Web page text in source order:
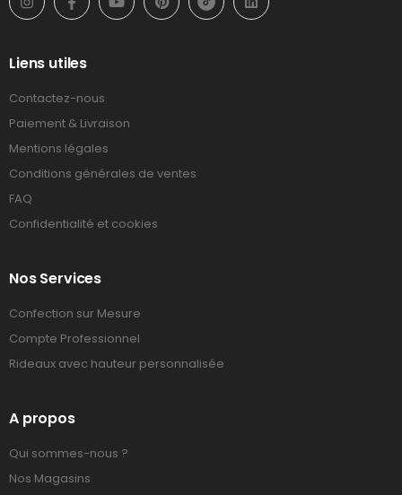
Liens utiles
Contactez-nous
Paiement & Livraison
Mentions légales
Conditions générales de ventes
FAQ
Confidentialité et cookies
Nos Services
Confection sur Mesure
Compte Professionnel
Rideaux avec hauteur personnalisée
A propos
Qui sommes-nous ?
Nos Magasins